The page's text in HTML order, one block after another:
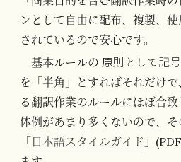
ンとして自由に配布、複製、
されているので安心です。
基本ルールの 原則として記
を「半角」とすればそれだけ
る翻訳作業のルールにほぼ合
体例があまり多くないので、そ
「 日本語スタイルガイド 」